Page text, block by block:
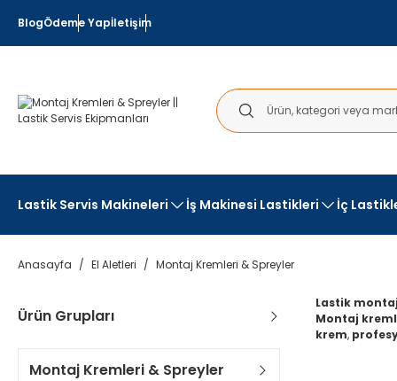
BlogÖdeme Yapİletişim
Lastik Servis Makineleri İş Makinesi Lastikleri İç
Anasayfa El Aletleri Montaj Kremleri & Spreyler
Ürün Grupları
Montaj Kremleri & Spreyler
Lastik
Montaj
krem,